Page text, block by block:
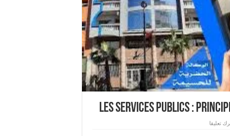
Les services Publics :
تعليقا